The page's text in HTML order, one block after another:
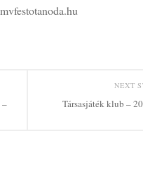
NEXT
Társasjáték klub –
–